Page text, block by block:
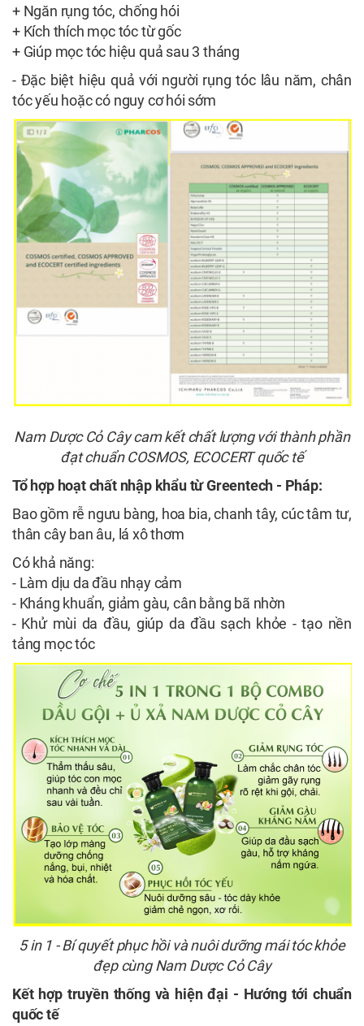
+ Ngăn rụng tóc, chống hói
+ Kích thích mọc tóc từ gốc
+ Giúp mọc tóc hiệu quả sau 3 tháng
- Đặc biệt hiệu quả với người rụng tóc lâu năm, chân
tóc yếu hoặc có nguy cơ hói sớm
Nam Dược Cỏ Cây cam kết chất lượng với thành phần
đạt chuẩn COSMOS, ECOCERT quốc tế
Tổ hợp hoạt chất nhập khẩu từ Greentech - Pháp:
Bao gồm rễ ngưu bàng, hoa bia, chanh tây, cúc tâm tư,
thân cây ban âu, lá xô thơm
Có khả năng:
- Làm dịu da đầu nhạy cảm
- Kháng khuẩn, giảm gàu, cân bằng bã nhờn
- Khử mùi da đầu, giúp da đầu sạch khỏe - tạo nền
tảng mọc tóc
5 in 1 - Bí quyết phục hồi và nuôi dưỡng mái tóc khỏe
đẹp cùng Nam Dược Cỏ Cây
Kết hợp truyền thống và hiện đại - Hướng tới chuẩn
quốc tế